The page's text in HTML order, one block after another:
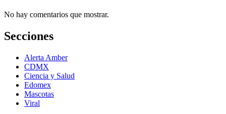
No hay comentarios que mostrar.
Secciones
Alerta Amber
CDMX
Ciencia y Salud
Edomex
Mascotas
Viral